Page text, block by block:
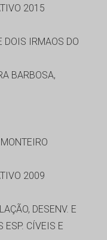
2015
DOIS IRMAOS DO
BARBOSA,
2009
DESENV. E
ESP. CÍVEIS E